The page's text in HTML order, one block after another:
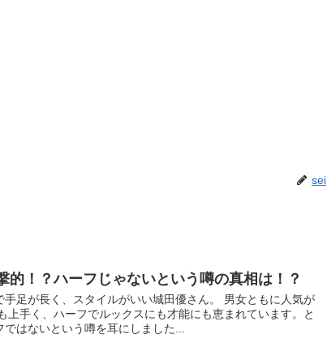
sei
的！？ハーフじゃないという噂の真相は！？
足が長く、スタイルがいい城田優さん。 男女ともに人気が
上手く、ハーフでルックスにも才能にも恵まれています。と
はないという噂を耳にしました...